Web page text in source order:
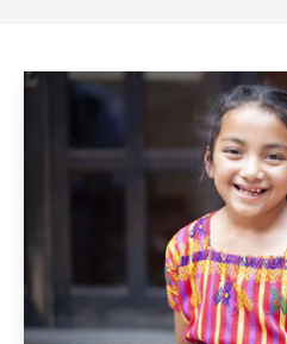
Integriteit
kindveiligheid